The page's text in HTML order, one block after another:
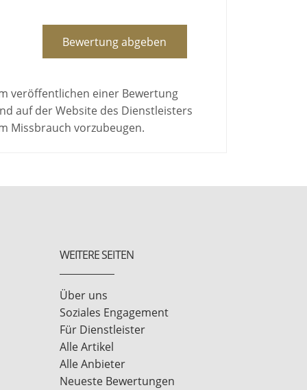
Bewertung abgeben
veröffentlichen einer Bewertung
auf der Website des Dienstleisters
Missbrauch vorzubeugen.
WEITERE SEITEN
Über uns
Soziales Engagement
Für Dienstleister
Alle Artikel
Alle Anbieter
Neueste Bewertungen